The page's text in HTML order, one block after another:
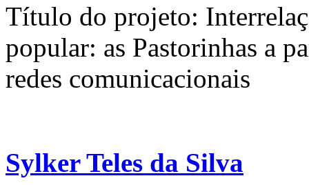
Título do projeto:
popular: as Pastorinhas a
redes comunicacionais
Sylker Teles da Silva